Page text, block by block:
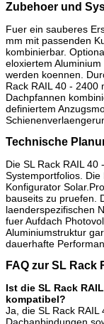
Zubehoer und
Fuer ein sauberes
mm mit passenden
kombinierbar.
eloxiertem
werden koennen.
Rack RAIL 40 - 2400
Dachpfannen
definiertem
Technische
Die SL Rack RAIL 40
Systemportfolios.
Konfigurator
bauseits zu pruefen.
laenderspezifischen
fuer Aufdach
Aluminiumstruktur
dauerhafte
FAQ zur SL Rack
Ist die SL Rack
kompatibel?
Ja, die SL Rack